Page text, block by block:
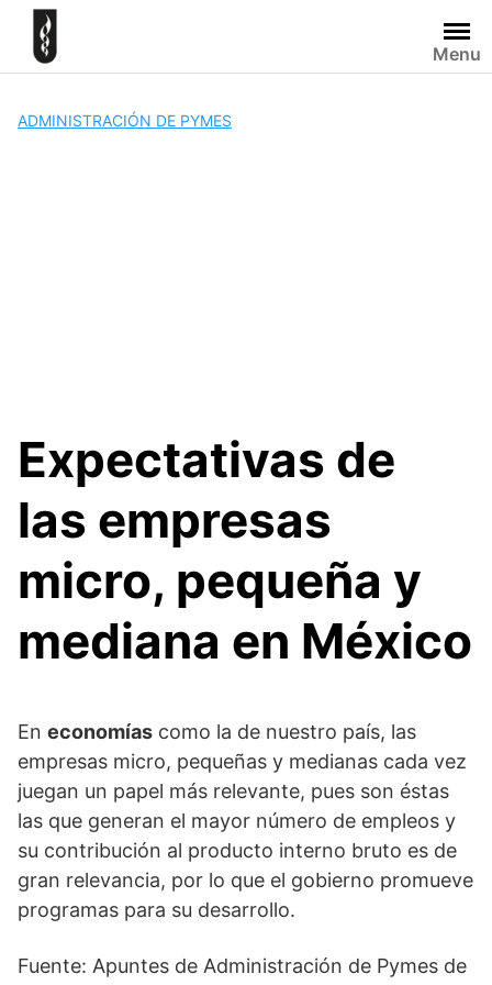
Skip
content
Menu
ADMINISTRACIÓN DE PYMES
Expectativas de
las empresas
micro, pequeña y
mediana en México
En economías como la de nuestro país, las
empresas micro, pequeñas y medianas cada vez
juegan un papel más relevante, pues son éstas
las que generan el mayor número de empleos y
su contribución al producto interno bruto es de
gran relevancia, por lo que el gobierno promueve
programas para su desarrollo.
Fuente: Apuntes de Administración de Pymes de